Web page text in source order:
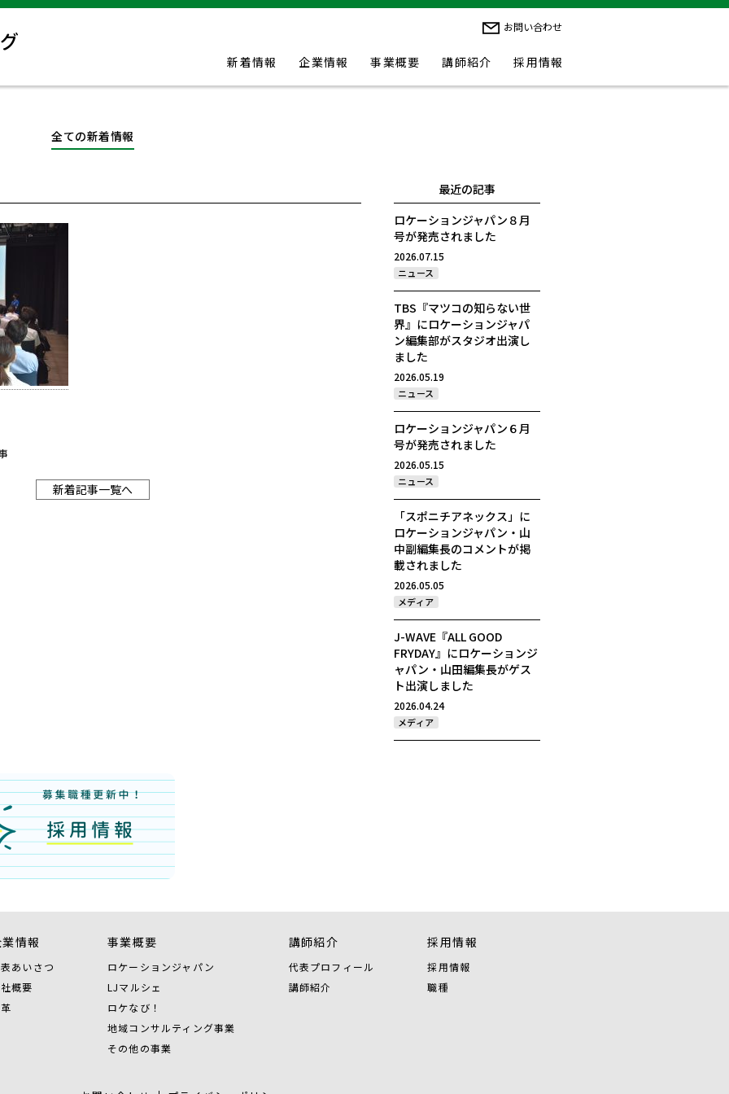
新着情報 企業情報 事業概要 講師紹介 採用情報
お問い合わせ
全ての新着情報
新着記事一覧へ
最近の記事
ロケーションジャパン８月
号が発売されました
2026.07.15
ニュース
TBS『マツコの知らない世
界』にロケーションジャパ
ン編集部がスタジオ出演し
ました
2026.05.19
ニュース
ロケーションジャパン６月
号が発売されました
2026.05.15
ニュース
「スポニチアネックス」に
ロケーションジャパン・山
中副編集長のコメントが掲
載されました
2026.05.05
メディア
J-WAVE『ALL GOOD
FRYDAY』にロケーションジ
ャパン・山田編集長がゲス
ト出演しました
2026.04.24
メディア
情報
あいさつ
概要
事業概要
ロケーションジャパン
LJマルシェ
ロケなび！
地域コンサルティング事業
その他の事業
講師紹介
代表プロフィール
講師紹介
採用情報
採用情報
職種